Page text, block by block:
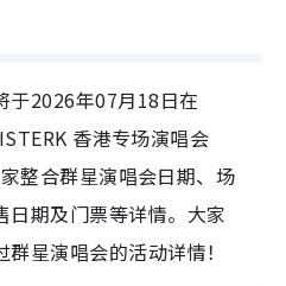
于2026年07月18日在
香港专场演唱会
整合群星演唱会日期、场
日期及门票等详情。大家
星演唱会的活动详情！